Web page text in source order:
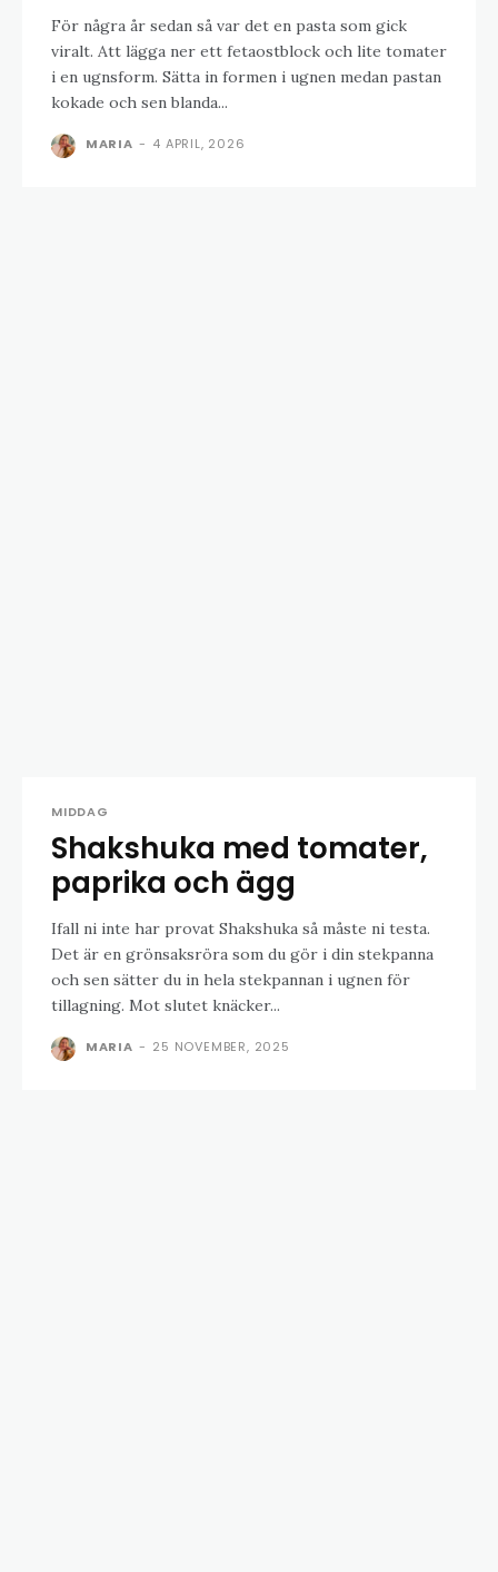
För några år sedan så var det en pasta som gick
viralt. Att lägga ner ett fetaostblock och lite tomater
i en ugnsform. Sätta in formen i ugnen medan pastan
kokade och sen blanda...
MARIA - 4 APRIL, 2026
MIDDAG
Shakshuka med tomater,
paprika och ägg
Ifall ni inte har provat Shakshuka så måste ni testa.
Det är en grönsaksröra som du gör i din stekpanna
och sen sätter du in hela stekpannan i ugnen för
tillagning. Mot slutet knäcker...
MARIA - 25 NOVEMBER, 2025